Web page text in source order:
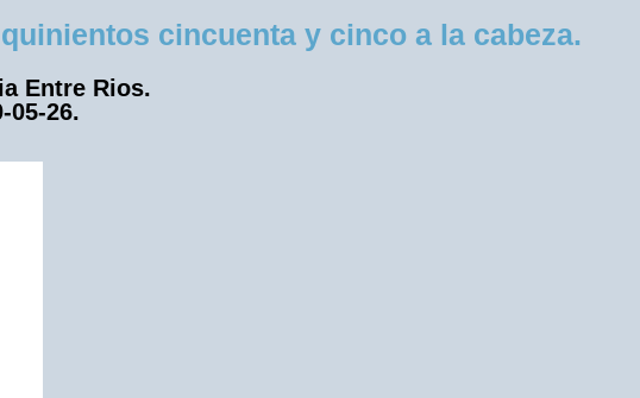
cincuenta y cinco a la cabeza.
Entre Rios.
05-26.